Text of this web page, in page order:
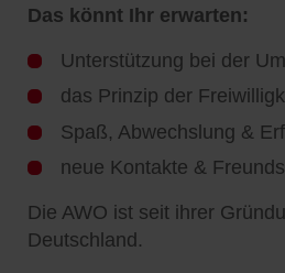
Das könnt Ihr erwarten:
Unterstützung bei der
das Prinzip der
Spaß, Abwechslung &
neue Kontakte &
Die AWO ist seit ihrer
Deutschland.